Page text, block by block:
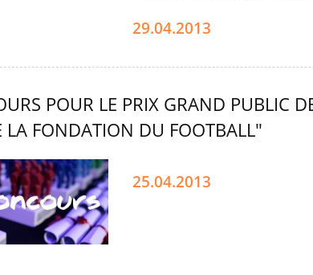
29.04.2013
POUR LE PRIX GRAND PUBLIC
LA FONDATION DU FOOTBALL"
25.04.2013